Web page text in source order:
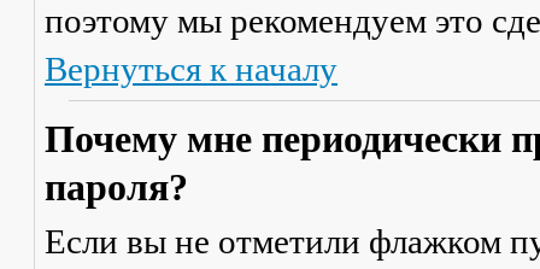
поэтому мы рекомендуем это
Вернуться к началу
Почему мне периодически
пароля?
Если вы не отметили флажком